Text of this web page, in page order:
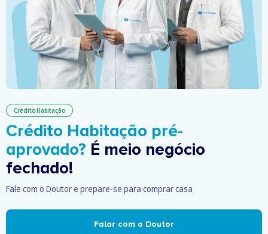
Crédito Habitação
Crédito Habitação pré-
aprovado? É meio negócio
fechado!
Fale com o Doutor e prepare-se para comprar casa
Falar com o Doutor